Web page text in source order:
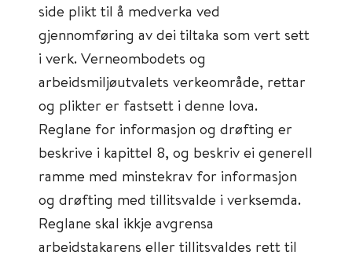
side plikt til å medverka ved
gjennomføring av dei tiltaka som vert sett
i verk. Verneombodets og
arbeidsmiljøutvalets verkeområde, rettar
og plikter er fastsett i denne lova.
Reglane for informasjon og drøfting er
beskrive i kapittel 8, og beskriv ei generell
ramme med minstekrav for informasjon
og drøfting med tillitsvalde i verksemda.
Reglane skal ikkje avgrensa
arbeidstakarens eller tillitsvaldes rett til